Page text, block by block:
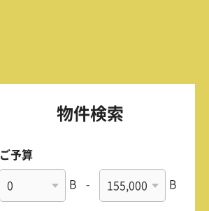
物件検索
ご予算
B - B